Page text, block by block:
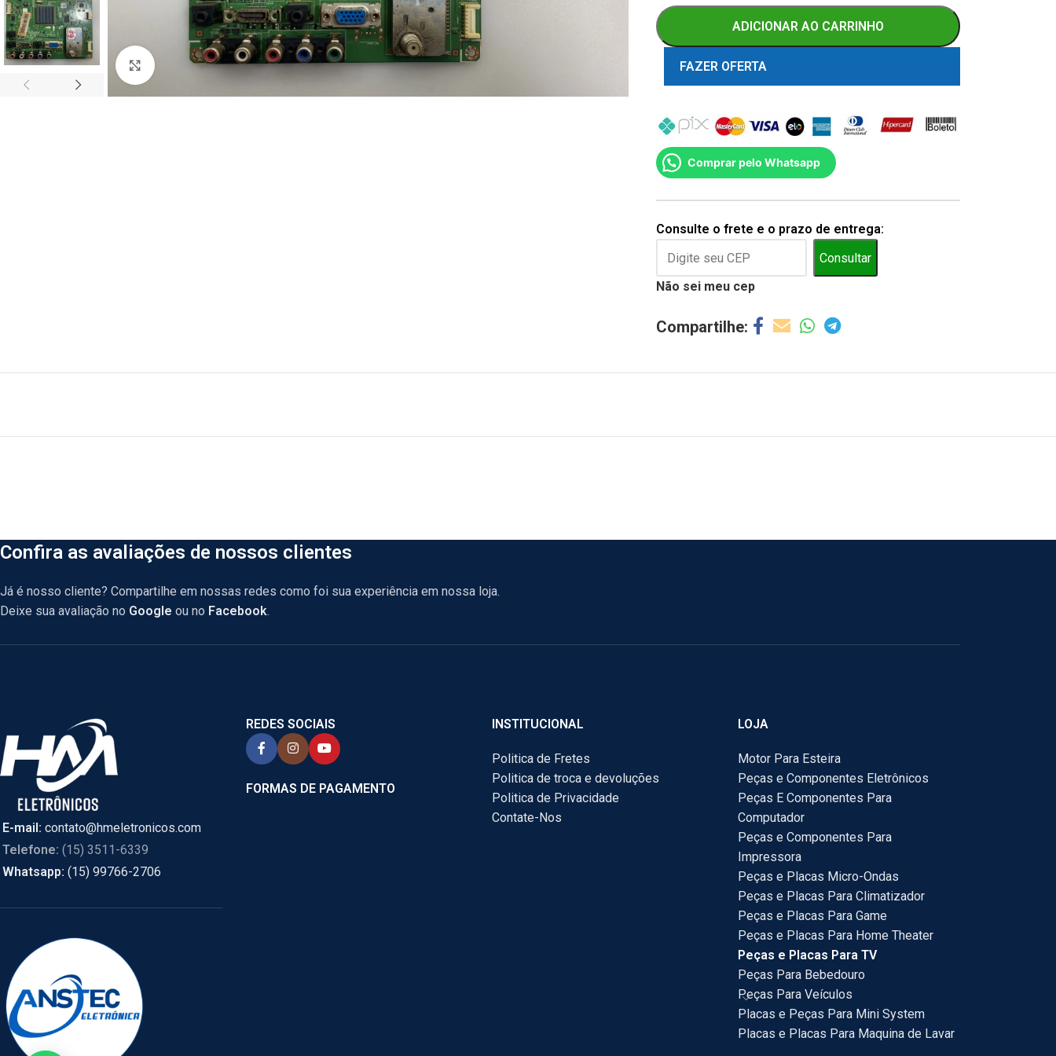
Abrir imagem
ADICIONAR AO CARRINHO
FAZER OFERTA
Comprar pelo Whatsapp
Consulte o frete e o prazo de entrega:
Consultar
Não sei meu cep
Confira as avaliações de nossos clientes
Já é nosso cliente? Compartilhe em nossas redes como foi sua experiência em nossa loja.
Deixe sua avaliação no Google ou no Facebook.
E-mail: contato@hmeletronicos.com
Telefone: (15) 3511-6339
Whatsapp: (15) 99766-2706
REDES SOCIAIS
FORMAS DE PAGAMENTO
INSTITUCIONAL
Politica de Fretes
Politica de troca e devoluções
Politica de Privacidade
Contate-Nos
LOJA
Motor Para Esteira
Peças e Componentes Eletrônicos
Peças E Componentes Para
Computador
Peças e Componentes Para
Impressora
Peças e Placas Micro-Ondas
Peças e Placas Para Climatizador
Peças e Placas Para Game
Peças e Placas Para Home Theater
Peças e Placas Para TV
Peças Para Bebedouro
Peças Para Veículos
Placas e Peças Para Mini System
Placas e Placas Para Maquina de Lavar